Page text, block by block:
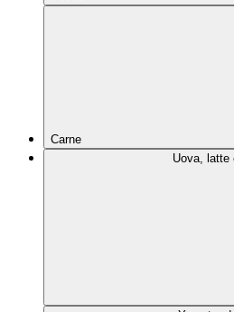
Carne
Uova, latte